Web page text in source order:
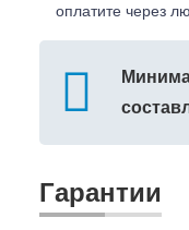
оплатите через
Гарантии